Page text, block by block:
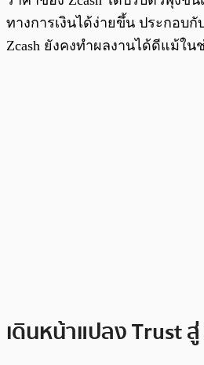
ทางการเงินได้ง่ายขึ้น ประกอบ
Zcash ยังคงทำผลงานได้ดีแม้ใ
เดินหน้าแปลง Trust สู่